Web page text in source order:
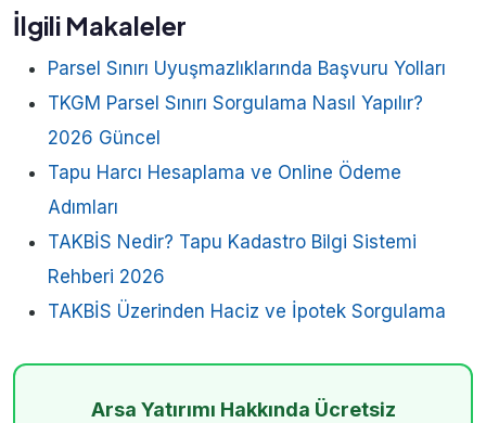
İlgili Makaleler
Parsel Sınırı Uyuşmazlıklarında Başvuru Yolları
TKGM Parsel Sınırı Sorgulama Nasıl Yapılır?
2026 Güncel
Tapu Harcı Hesaplama ve Online Ödeme
Adımları
TAKBİS Nedir? Tapu Kadastro Bilgi Sistemi
Rehberi 2026
TAKBİS Üzerinden Haciz ve İpotek Sorgulama
Arsa Yatırımı Hakkında Ücretsiz